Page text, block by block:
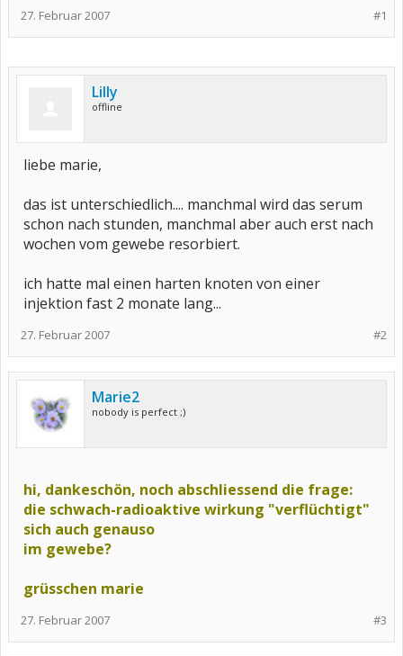
#1
27. Februar 2007
Lilly
offline
liebe marie,
das ist unterschiedlich.... manchmal wird das serum
schon nach stunden, manchmal aber auch erst nach
wochen vom gewebe resorbiert.
ich hatte mal einen harten knoten von einer
injektion fast 2 monate lang...
#2
27. Februar 2007
Marie2
nobody is perfect ;)
hi, dankeschön, noch abschliessend die frage:
die schwach-radioaktive wirkung "verflüchtigt"
sich auch genauso
im gewebe?
grüsschen marie
#3
27. Februar 2007